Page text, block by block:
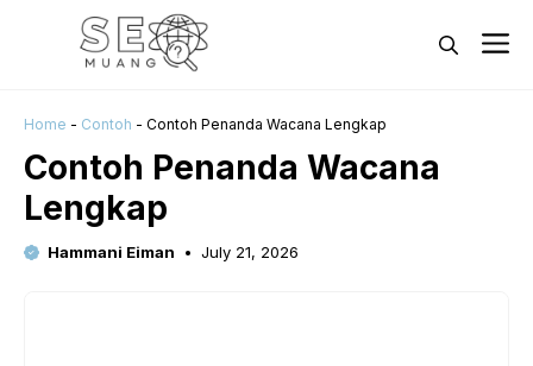
Home - Contoh - Contoh Penanda Wacana Lengkap
Contoh Penanda Wacana
Lengkap
Hammani Eiman July 21, 2026